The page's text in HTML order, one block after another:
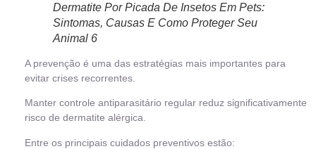
Dermatite Por Picada De Insetos Em Pets:
Sintomas, Causas E Como Proteger Seu
Animal 6
A prevenção é uma das estratégias mais importantes para
evitar crises recorrentes.
Manter controle antiparasitário regular reduz significativamente
risco de dermatite alérgica.
Entre os principais cuidados preventivos estão: